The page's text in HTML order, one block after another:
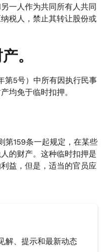
一人作为共同所有人共同
税人，禁止其转让股份或
。
第5号）中所有因执行民事
均免于临时扣押。
第159条一起规定，在某些
的财产。这种临时扣押是
益，但是，适当的官员应
解、提示和最新动态